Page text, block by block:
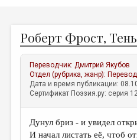
ЖАНРЫ
АВТОРЫ
КОММЕНТАРИИ
ЛИТСАЛОН
НОВОСТИ
Роберт Фрост,
Переводчик:Дмитрий Якубов
Отдел (рубрика, жанр):
Дата и время публикации:
Сертификат Поэзия.ру: серия
Дунул бриз - и увидел
И начал листать её, чтоб